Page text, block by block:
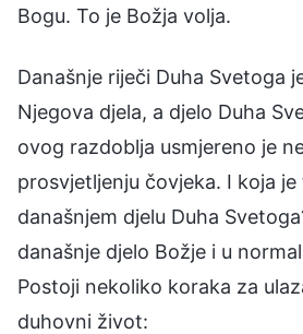
Bogu. To je Božja volja.
Današnje riječi Duha Svetoga
Njegova djela, a djelo Duha
ovog razdoblja usmjereno je
prosvjetljenju čovjeka. I koja je
današnjem djelu Duha
današnje djelo Božje i u
Postoji nekoliko koraka za
duhovni život: